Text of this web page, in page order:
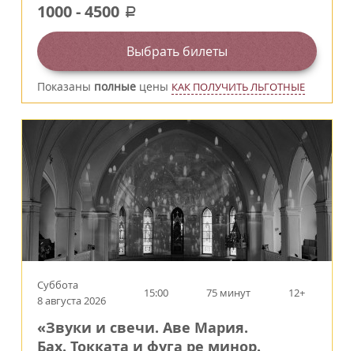
1000-4500 a
Выбрать билеты
Показаны полные цены КАК ПОЛУЧИТЬ ЛЬГОТНЫЕ
Суббота
8 августа 2026
15:00 75 минут 12+
«Звуки и свечи. Аве Мария.
Бах. Токката и фуга ре минор.